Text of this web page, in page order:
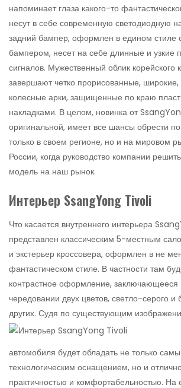
напоминает глаза какого-то
несут в себе современную светодиодную
задний бампер, оформлен в едином стиле
бампером, несет на себе длинные и узкие
сигналов. Мужественный облик корейского
завершают четко прорисованные,
колесные арки, защищенные по краю
накладками. В целом, новинка от
оригинальной, имеет все шансы обрести
только в своем регионе, но и на мировом
России, когда руководство компании
модель на наш рынок.
Интерьер SsangYong Tivoli
Что касается внутреннего интерьера
представлен классическим 5-местным
и экстерьер кроссовера, оформлен в не
фантастическом стиле. В частности там
контрастное оформление,
чередовании двух цветов, светло-серого и
других. Судя по существующим
автомобиля будет обладать не только
технологическим оснащением, но и
практичностью и комфортабельностью. На